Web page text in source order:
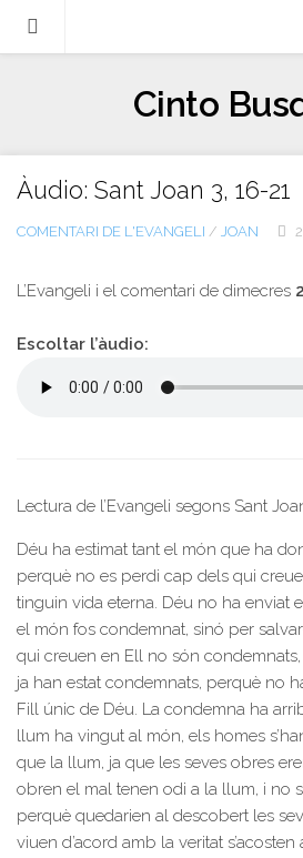
Llibres
Escrits-articles
Notícies
Cinto
Àudio: Sant Joan 3, 16-21
COMENTARI DE L'EVANGELI / JOAN
L’Evangeli i el comentari de dimecres
Escoltar l’àudio:
Lectura de l’Evangeli segons Sant
Déu ha estimat tant el món que ha
perquè no es perdi cap dels qui
tinguin vida eterna. Déu no ha enviat
el món fos condemnat, sinó per
qui creuen en Ell no són
ja han estat condemnats, perquè no
Fill únic de Déu. La condemna ha
llum ha vingut al món, els homes
que la llum, ja que les seves obres
obren el mal tenen odi a la llum, i no
perquè quedarien al descobert les
viuen d’acord amb la veritat